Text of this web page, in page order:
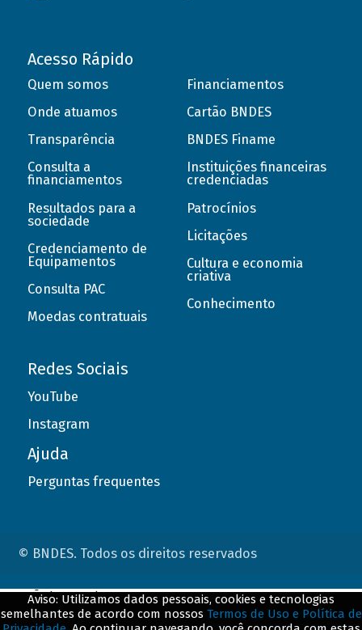
Acesso Rápido
Quem somos
Onde atuamos
Transparência
Consulta a
financiamentos
Resultados para a
sociedade
Credenciamento de
Equipamentos
Consulta PAC
Moedas contratuais
Financiamentos
Cartão BNDES
BNDES Finame
Instituições financeiras
credenciadas
Patrocínios
Licitações
Cultura e economia
criativa
Conhecimento
Redes Sociais
YouTube
Instagram
Ajuda
Perguntas frequentes
© BNDES. Todos os direitos reservados
Aviso: Utilizamos dados pessoais, cookies e tecnologias
semelhantes de acordo com nossos Termos de Uso e Política de
ConteÃºdo complementar
${title}${badge}